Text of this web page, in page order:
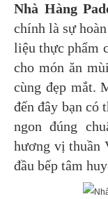
Nhà Hàng
chính là sự
liệu thực phẩm
cho món ăn
cùng đẹp mắt.
đến đây bạn có
ngon đúng
hương vị thuần
đầu bếp tâm